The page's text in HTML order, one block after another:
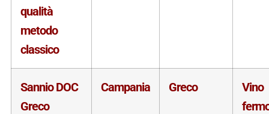
qualità
metodo
classico
Sannio DOC
Greco
Campania Greco
Vino